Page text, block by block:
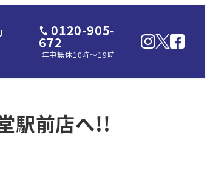
0120-905-
672
年中無休10時～19時
駅前店へ!!